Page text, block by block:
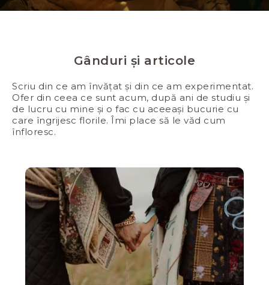
Gânduri și articole
Scriu din ce am învățat și din ce am experimentat.
Ofer din ceea ce sunt acum, după ani de studiu și
de lucru cu mine și o fac cu aceeași bucurie cu
care îngrijesc florile. Îmi place să le văd cum
înfloresc.